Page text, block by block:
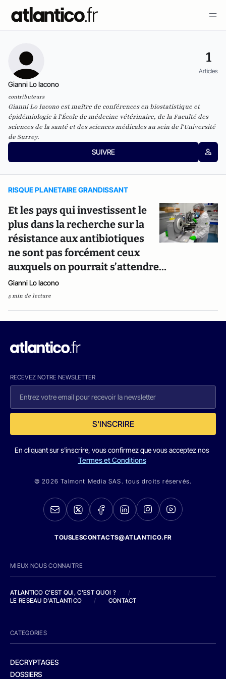
1
Articles
Gianni Lo Iacono
contributeurs
Gianni Lo Iacono est maître de conférences en biostatistique et
épidémiologie à l'École de médecine vétérinaire, de la Faculté des
sciences de la santé et des sciences médicales au sein de l'Université
de Surrey.
SUIVRE
RISQUE PLANETAIRE GRANDISSANT
Et les pays qui investissent le
plus dans la recherche sur la
résistance aux antibiotiques
ne sont pas forcément ceux
auxquels on pourrait s’attendre…
Gianni Lo Iacono
5 min de lecture
RECEVEZ NOTRE NEWSLETTER
S'INSCRIRE
En cliquant sur s'inscrire, vous confirmez que vous acceptez nos
Termes et Conditions
© 2026 Talmont Media SAS. tous droits réservés.
TOUSLESCONTACTS@ATLANTICO.FR
MIEUX NOUS CONNAITRE
ATLANTICO C'EST QUI, C'EST QUOI ?
/
LE RESEAU D'ATLANTICO
/ CONTACT
CATEGORIES
DECRYPTAGES
DOSSIERS